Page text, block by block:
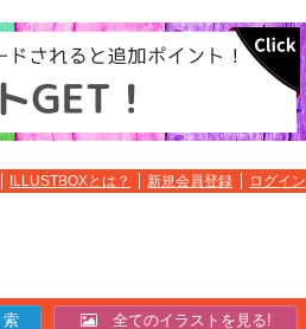
ILLUSTBOXとは？ 新規会員登録 ログイン
全てのイラストを見る!